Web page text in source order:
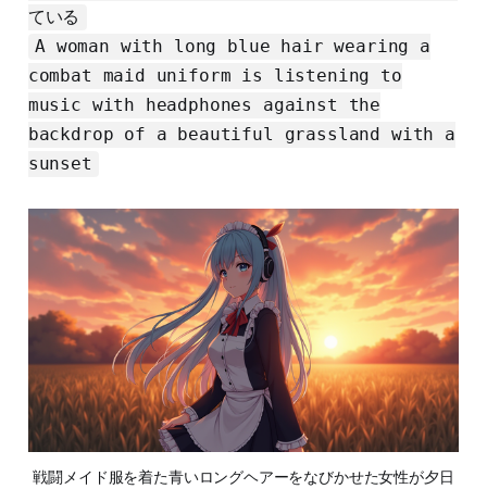
ている
A woman with long blue hair wearing a
combat maid uniform is listening to
music with headphones against the
backdrop of a beautiful grassland with a
sunset
戦闘メイド服を着た青いロングヘアーをなびかせた女性が夕日